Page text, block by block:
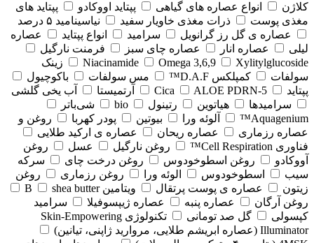
کلاژن
انواع عصاره های گیاهی پپتاید اووکادو
پپتاید های
مغذی پوست
ذرات مغذی خاویار سفید
نیاسینامید ۵ درصد
عصاره ی گل رز گرانویل
سرامید انواع پپتاید
عصاره
لیلی
عصاره انار عصاره چای سبز
فرمنت نارگیل
Niacinamide
Omega 3,6,9 Xylitylglucoside
زینک
سولفات
کمپلکس D.A.F™ مس سولفات
باکوچیول
پپتاید
5-Cica
ALOE PDRN آرتمیستا
آب یخی گلشی
سرامیدها
هیاتوین رتینول bio
شی‌باتر
Aquagenium™
آلوئه ورا بیوتین پودر کهربا
روغن و
عصاره رزماری
عصاره ریحان
عصاره ی ارکید طلایی
فناوری Cell Respiration™
روغن نارگیل عسل
روغن
آووکادو
روغن اسطوخودوس روغن درخت چای
سرکه
سیب
اسطوخودوس الوئه ورا روغن رزماری
روغن
زیتون
عصاره ی پوست پرتقال ویتامین Bshea butter
روغن آرگان
عصاره پنبه عصاره ژیپسوفیلا
سرامید
کپسولی
گل صد تومانی
تکنولوژی Skin-Empowering
Illuminator (عصاره ابریشم طلایی، مروارید ژاپنی، تیانین)